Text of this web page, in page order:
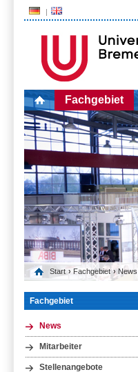
Fachgebiet
Start › Fachgebiet › News
Fachgebiet
News
Mitarbeiter
Stellenangebote